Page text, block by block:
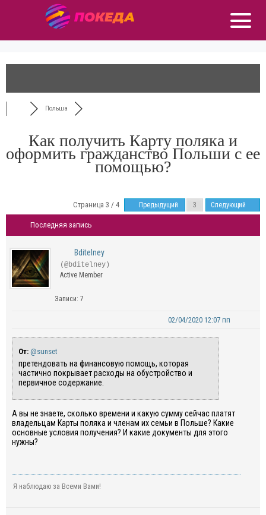
Польша
Как получить Карту поляка и
оформить гражданство Польши с ее
помощью?
Страница 3 / 4 Предыдущий Следующий
Последняя запись
Bditelney
(@bditelney)
Active Member
Записи: 7
02/04/2020 12:07 пп
От: @sunset
претендовать на финансовую помощь, которая
частично покрывает расходы на обустройство и
первичное содержание.
А вы не знаете, сколько времени и какую сумму сейчас платят
владельцам Карты поляка и членам их семьи в Польше? Какие
основные условия получения? И какие документы для этого
нужны?
Я наблюдаю за Всеми Вами!